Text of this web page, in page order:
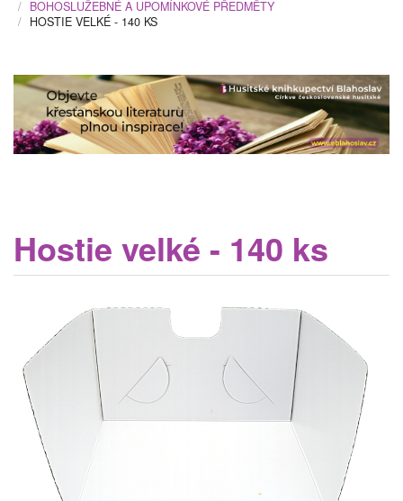
BOHOSLUŽEBNÉ A UPOMÍNKOVÉ PŘEDMĚTY
HOSTIE VELKÉ - 140 KS
Hostie velké - 140 ks